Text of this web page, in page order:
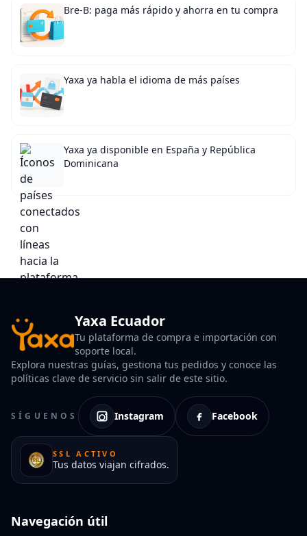
Bre-B: paga más rápido y ahorra en tu compra
Yaxa ya habla el idioma de más países
Yaxa ya disponible en España y República
Dominicana
Yaxa Ecuador
Tu plataforma de compra e importación con
soporte local.
Explora nuestras guías, gestiona tus pedidos y conoce las
políticas clave de servicio sin salir de este sitio.
SÍGUENOS Instagram Facebook
SSL ACTIVO
Tus datos viajan cifrados.
Navegación útil